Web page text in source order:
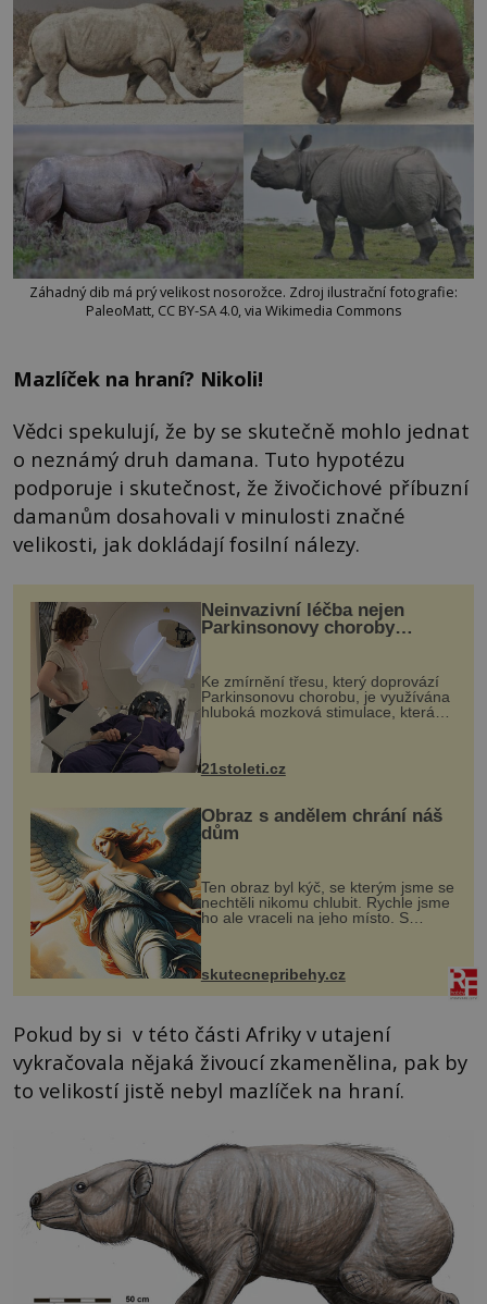
Záhadný dib má prý velikost nosorožce. Zdroj ilustrační fotografie:
PaleoMatt, CC BY-SA 4.0, via Wikimedia Commons
Mazlíček na hraní? Nikoli!
Vědci spekulují, že by se skutečně mohlo jednat
o neznámý druh damana. Tuto hypotézu
podporuje i skutečnost, že živočichové příbuzní
damanům dosahovali v minulosti značné
velikosti, jak dokládají fosilní nálezy.
Neinvazivní léčba nejen
Parkinsonovy choroby
Ke zmírnění třesu, který doprovází
Parkinsonovu chorobu, je využívána
hluboká mozková stimulace, která
však vyžaduje vysoce invazivní
k dostatečně přesnému zacílení ...
21stoleti.cz
Obraz s andělem chrání náš
dům
Ten obraz byl kýč, se kterým jsme se
nechtěli nikomu chlubit. Rychle jsme
ho ale vraceli na jeho místo. S
manželem Vaškem jsme si pořídili
chaloupku, takový domek na severu
Čech, kde jsme si naplánova...
skutecnepribehy.cz
Pokud by si v této části Afriky v utajení
vykračovala nějaká živoucí zkamenělina, pak by
to velikostí jistě nebyl mazlíček na hraní.